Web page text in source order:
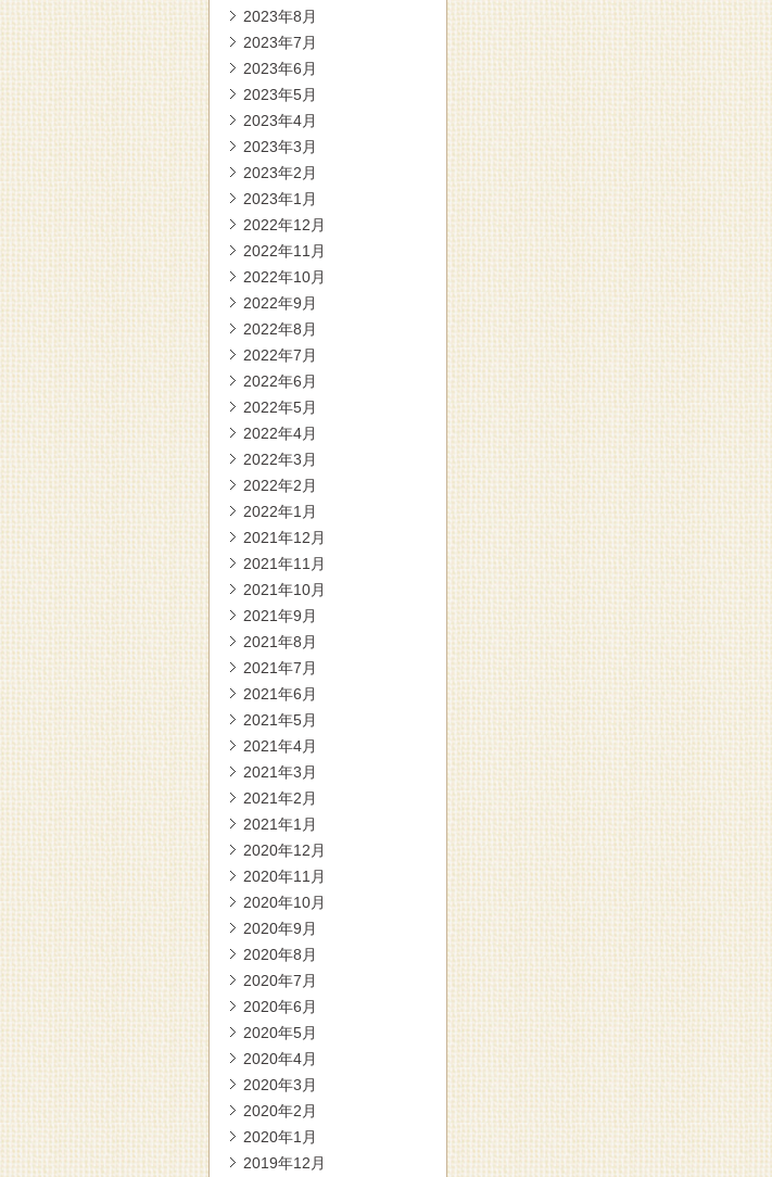
2023年8月
2023年7月
2023年6月
2023年5月
2023年4月
2023年3月
2023年2月
2023年1月
2022年12月
2022年11月
2022年10月
2022年9月
2022年8月
2022年7月
2022年6月
2022年5月
2022年4月
2022年3月
2022年2月
2022年1月
2021年12月
2021年11月
2021年10月
2021年9月
2021年8月
2021年7月
2021年6月
2021年5月
2021年4月
2021年3月
2021年2月
2021年1月
2020年12月
2020年11月
2020年10月
2020年9月
2020年8月
2020年7月
2020年6月
2020年5月
2020年4月
2020年3月
2020年2月
2020年1月
2019年12月